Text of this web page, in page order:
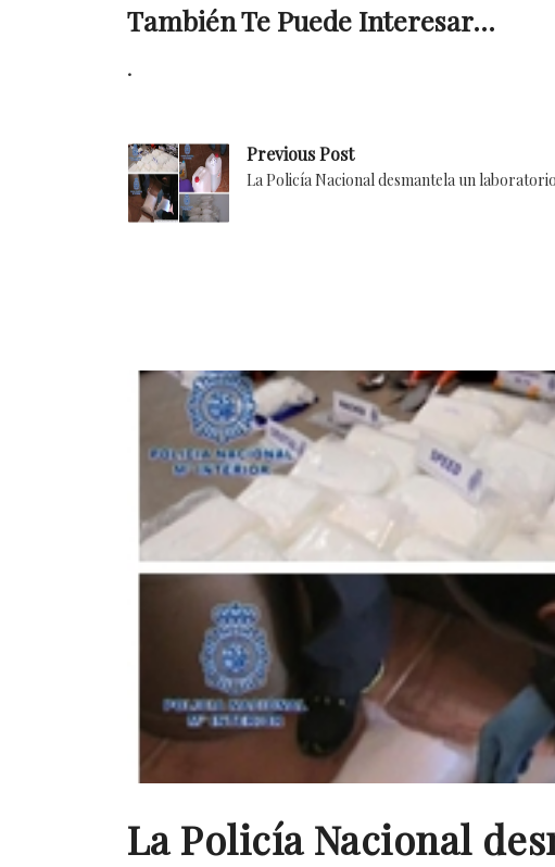
También Te Puede Interesar...
.
Previous Post
La Policía Nacional desmantela un
La Policía Nacional